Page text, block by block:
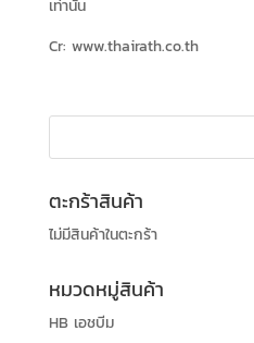
เท่านั้น
Cr: www.thairath.co.th
ตะกร้าสินค้า
ไม่มีสินค้าในตะกร้า
หมวดหมู่สินค้า
HB เอชบีม